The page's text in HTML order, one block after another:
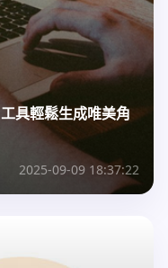
具輕鬆生成唯美角
2025-09-09 18:37:22